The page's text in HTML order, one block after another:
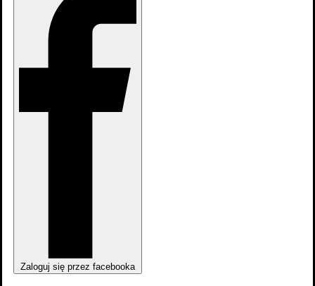
Zaloguj się przez facebooka